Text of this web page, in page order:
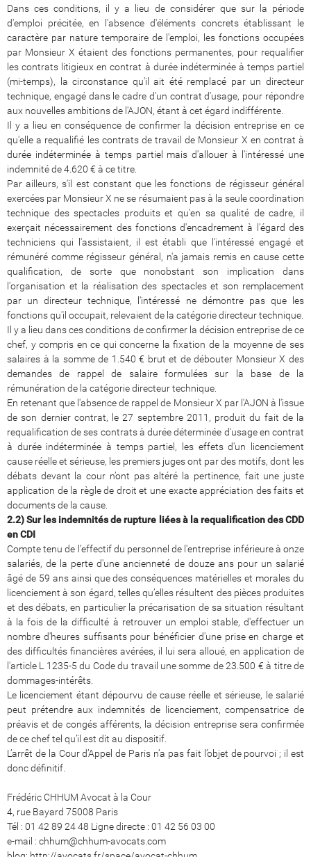
Dans ces conditions, il y a lieu de considérer que sur la période
d'emploi précitée, en l'absence d'éléments concrets établissant le
caractère par nature temporaire de l'emploi, les fonctions occupées
par Monsieur X étaient des fonctions permanentes, pour requalifier
les contrats litigieux en contrat à durée indéterminée à temps partiel
(mi-temps), la circonstance qu'il ait été remplacé par un directeur
technique, engagé dans le cadre d'un contrat d'usage, pour répondre
aux nouvelles ambitions de l'AJON, étant à cet égard indifférente.
Il y a lieu en conséquence de confirmer la décision entreprise en ce
qu'elle a requalifié les contrats de travail de Monsieur X en contrat à
durée indéterminée à temps partiel mais d'allouer à l'intéressé une
indemnité de 4.620 € à ce titre.
Par ailleurs, s'il est constant que les fonctions de régisseur général
exercées par Monsieur X ne se résumaient pas à la seule coordination
technique des spectacles produits et qu'en sa qualité de cadre, il
exerçait nécessairement des fonctions d'encadrement à l'égard des
techniciens qui l'assistaient, il est établi que l'intéressé engagé et
rémunéré comme régisseur général, n'a jamais remis en cause cette
qualification, de sorte que nonobstant son implication dans
l'organisation et la réalisation des spectacles et son remplacement
par un directeur technique, l'intéressé ne démontre pas que les
fonctions qu'il occupait, relevaient de la catégorie directeur technique.
Il y a lieu dans ces conditions de confirmer la décision entreprise de ce
chef, y compris en ce qui concerne la fixation de la moyenne de ses
salaires à la somme de 1.540 € brut et de débouter Monsieur X des
demandes de rappel de salaire formulées sur la base de la
rémunération de la catégorie directeur technique.
En retenant que l'absence de rappel de Monsieur X par l'AJON à l'issue
de son dernier contrat, le 27 septembre 2011, produit du fait de la
requalification de ses contrats à durée déterminée d'usage en contrat
à durée indéterminée à temps partiel, les effets d'un licenciement
cause réelle et sérieuse, les premiers juges ont par des motifs, dont les
débats devant la cour n’ont pas altéré la pertinence, fait une juste
application de la règle de droit et une exacte appréciation des faits et
documents de la cause.
2.2) Sur les indemnités de rupture liées à la requalification des CDD
en CDI
Compte tenu de l’effectif du personnel de l'entreprise inférieure à onze
salariés, de la perte d'une ancienneté de douze ans pour un salarié
âgé de 59 ans ainsi que des conséquences matérielles et morales du
licenciement à son égard, telles qu’elles résultent des pièces produites
et des débats, en particulier la précarisation de sa situation résultant
à la fois de la difficulté à retrouver un emploi stable, d'effectuer un
nombre d'heures suffisants pour bénéficier d'une prise en charge et
des difficultés financières avérées, il lui sera alloué, en application de
l'article L 1235-5 du Code du travail une somme de 23.500 € à titre de
dommages-intérêts.
Le licenciement étant dépourvu de cause réelle et sérieuse, le salarié
peut prétendre aux indemnités de licenciement, compensatrice de
préavis et de congés afférents, la décision entreprise sera confirmée
de ce chef tel qu’il est dit au dispositif.
L’arrêt de la Cour d’Appel de Paris n’a pas fait l’objet de pourvoi ; il est
donc définitif.
Frédéric CHHUM Avocat à la Cour
4, rue Bayard 75008 Paris
Tél : 01 42 89 24 48 Ligne directe : 01 42 56 03 00
e-mail : chhum@chhum-avocats.com